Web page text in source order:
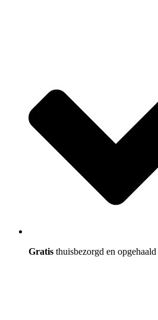
Gratis thuisbezorgd en opgehaald